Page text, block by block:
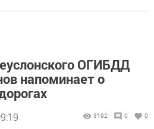
ОГИБДД
напоминает о
3192 0 0